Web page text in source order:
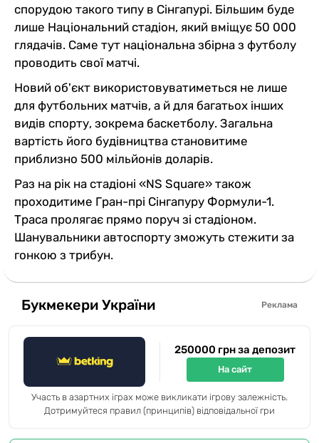
спорудою такого типу в Сінгапурі. Більшим буде
лише Національний стадіон, який вміщує 50 000
глядачів. Саме тут національна збірна з футболу
проводить свої матчі.
Новий об'єкт використовуватиметься не лише
для футбольних матчів, а й для багатьох інших
видів спорту, зокрема баскетболу. Загальна
вартість його будівництва становитиме
приблизно 500 мільйонів доларів.
Раз на рік на стадіоні «NS Square» також
проходитиме Гран-прі Сінгапуру Формули-1.
Траса пролягає прямо поруч зі стадіоном.
Шанувальники автоспорту зможуть стежити за
гонкою з трибун.
Букмекери України Реклама
250000 грн за депозит
На сайт
Участь в азартних іграх може викликати ігрову залежність.
Дотримуйтеся правил (принципів) відповідальної гри